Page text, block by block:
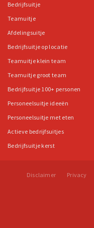
Bedrijfsuitje
Teamuitje
Afdelingsuitje
Bedrijfsuitje op locatie
Teamuitje klein team
Teamuitje groot team
Bedrijfsuitje 100+ personen
Personeelsuitje ideeën
Personeelsuitje met eten
Actieve bedrijfsuitjes
Bedrijfsuitje kerst
Disclaimer Privacy